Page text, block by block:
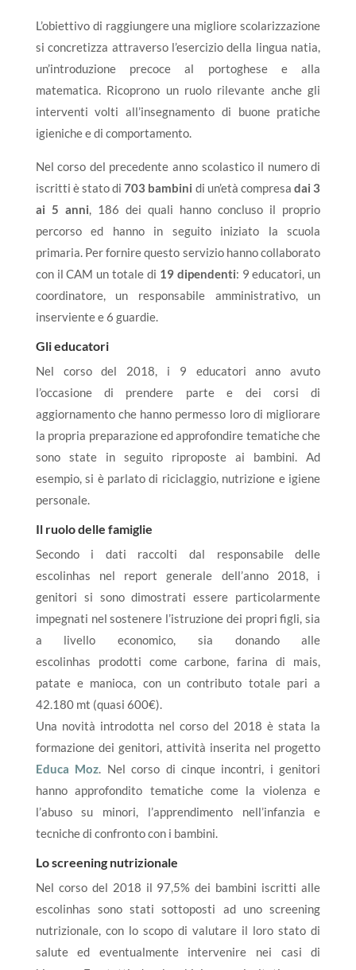
L’obiettivo di raggiungere una migliore scolarizzazione
si concretizza attraverso l’esercizio della lingua natia,
un’introduzione precoce al portoghese e alla
matematica. Ricoprono un ruolo rilevante anche gli
interventi volti all’insegnamento di buone pratiche
igieniche e di comportamento.
Nel corso del precedente anno scolastico il numero di
iscritti è stato di703 bambini di un’età compresadai 3
ai 5 anni, 186 dei quali hanno concluso il proprio
percorso ed hanno in seguito iniziato la scuola
primaria. Per fornire questo servizio hanno collaborato
con il CAM un totale di 19 dipendenti: 9 educatori, un
coordinatore, un responsabile amministrativo, un
inserviente e 6 guardie.
Gli educatori
Nel corso del 2018, i 9 educatori anno avuto
l’occasione di prendere parte e dei corsi di
aggiornamento che hanno permesso loro di migliorare
la propria preparazione ed approfondire tematiche che
sono state in seguito riproposte ai bambini. Ad
esempio, si è parlato di riciclaggio, nutrizione e igiene
personale.
Il ruolo delle famiglie
Secondo i dati raccolti dal responsabile delle
escolinhas nel report generale dell’anno 2018, i
genitori si sono dimostrati essere particolarmente
impegnati nel sostenere l’istruzione dei propri figli, sia
a livello economico, sia donando alle
escolinhas prodotti come carbone, farina di mais,
patate e manioca, con un contributo totale pari a
42.180 mt (quasi 600€).
Una novità introdotta nel corso del 2018 è stata la
formazione dei genitori, attività inserita nel progetto
Educa Moz. Nel corso di cinque incontri, i genitori
hanno approfondito tematiche come la violenza e
l’abuso su minori, l’apprendimento nell’infanzia e
tecniche di confronto con i bambini.
Lo screening nutrizionale
Nel corso del 2018 il 97,5% dei bambini iscritti alle
escolinhas sono stati sottoposti ad uno screening
nutrizionale, con lo scopo di valutare il loro stato di
salute ed eventualmente intervenire nei casi di